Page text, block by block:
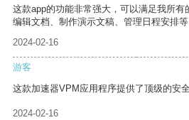
这款app的功能非常强大，可以满足我所
编辑文档、制作演示文稿、管理日程安排等
2024-02-16
游客
这款加速器VPM应用程序提供了顶级的安
2024-02-16